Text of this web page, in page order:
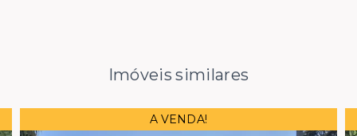
Imóveis similares
A VENDA!